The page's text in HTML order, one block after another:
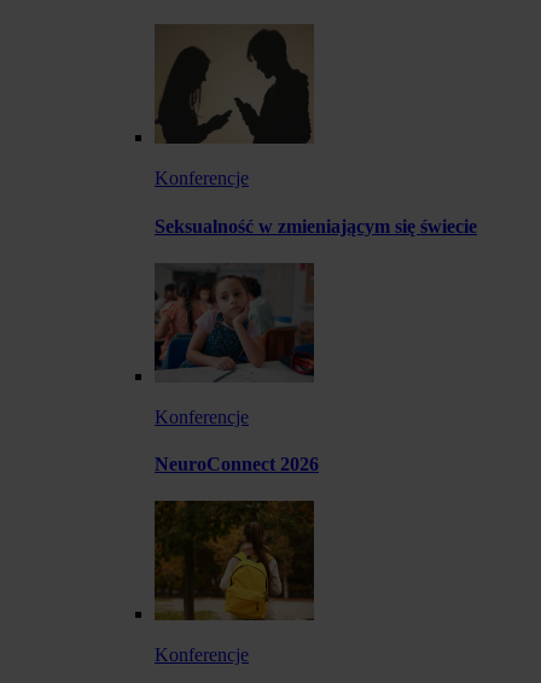
Konferencje
Seksualność w zmieniającym się świecie
Konferencje
NeuroConnect 2026
Konferencje